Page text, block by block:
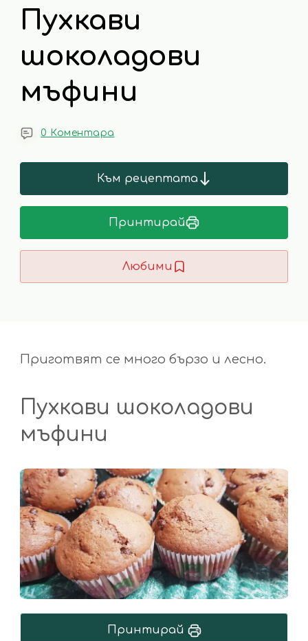
Пухкави
шоколадови
мъфини
0 Коментара
Към рецептата
Принтирай
Любими
Приготвят се много бързо и лесно.
Пухкави шоколадови
мъфини
Принтирай